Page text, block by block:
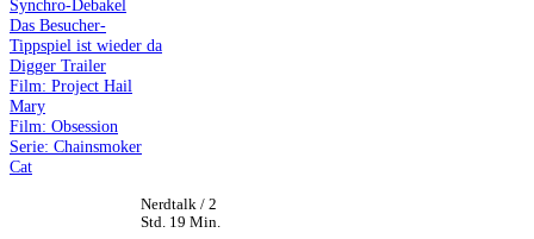
Synchro-Debakel
Das Besucher-
Tippspiel ist wieder da
Digger Trailer
Film: Project Hail
Mary
Film: Obsession
Serie: Chainsmoker
Cat
Nerdtalk / 2
Std. 19 Min.